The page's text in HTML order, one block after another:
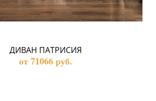
ДИВАН ПАТРИСИЯ
от 71066 руб.